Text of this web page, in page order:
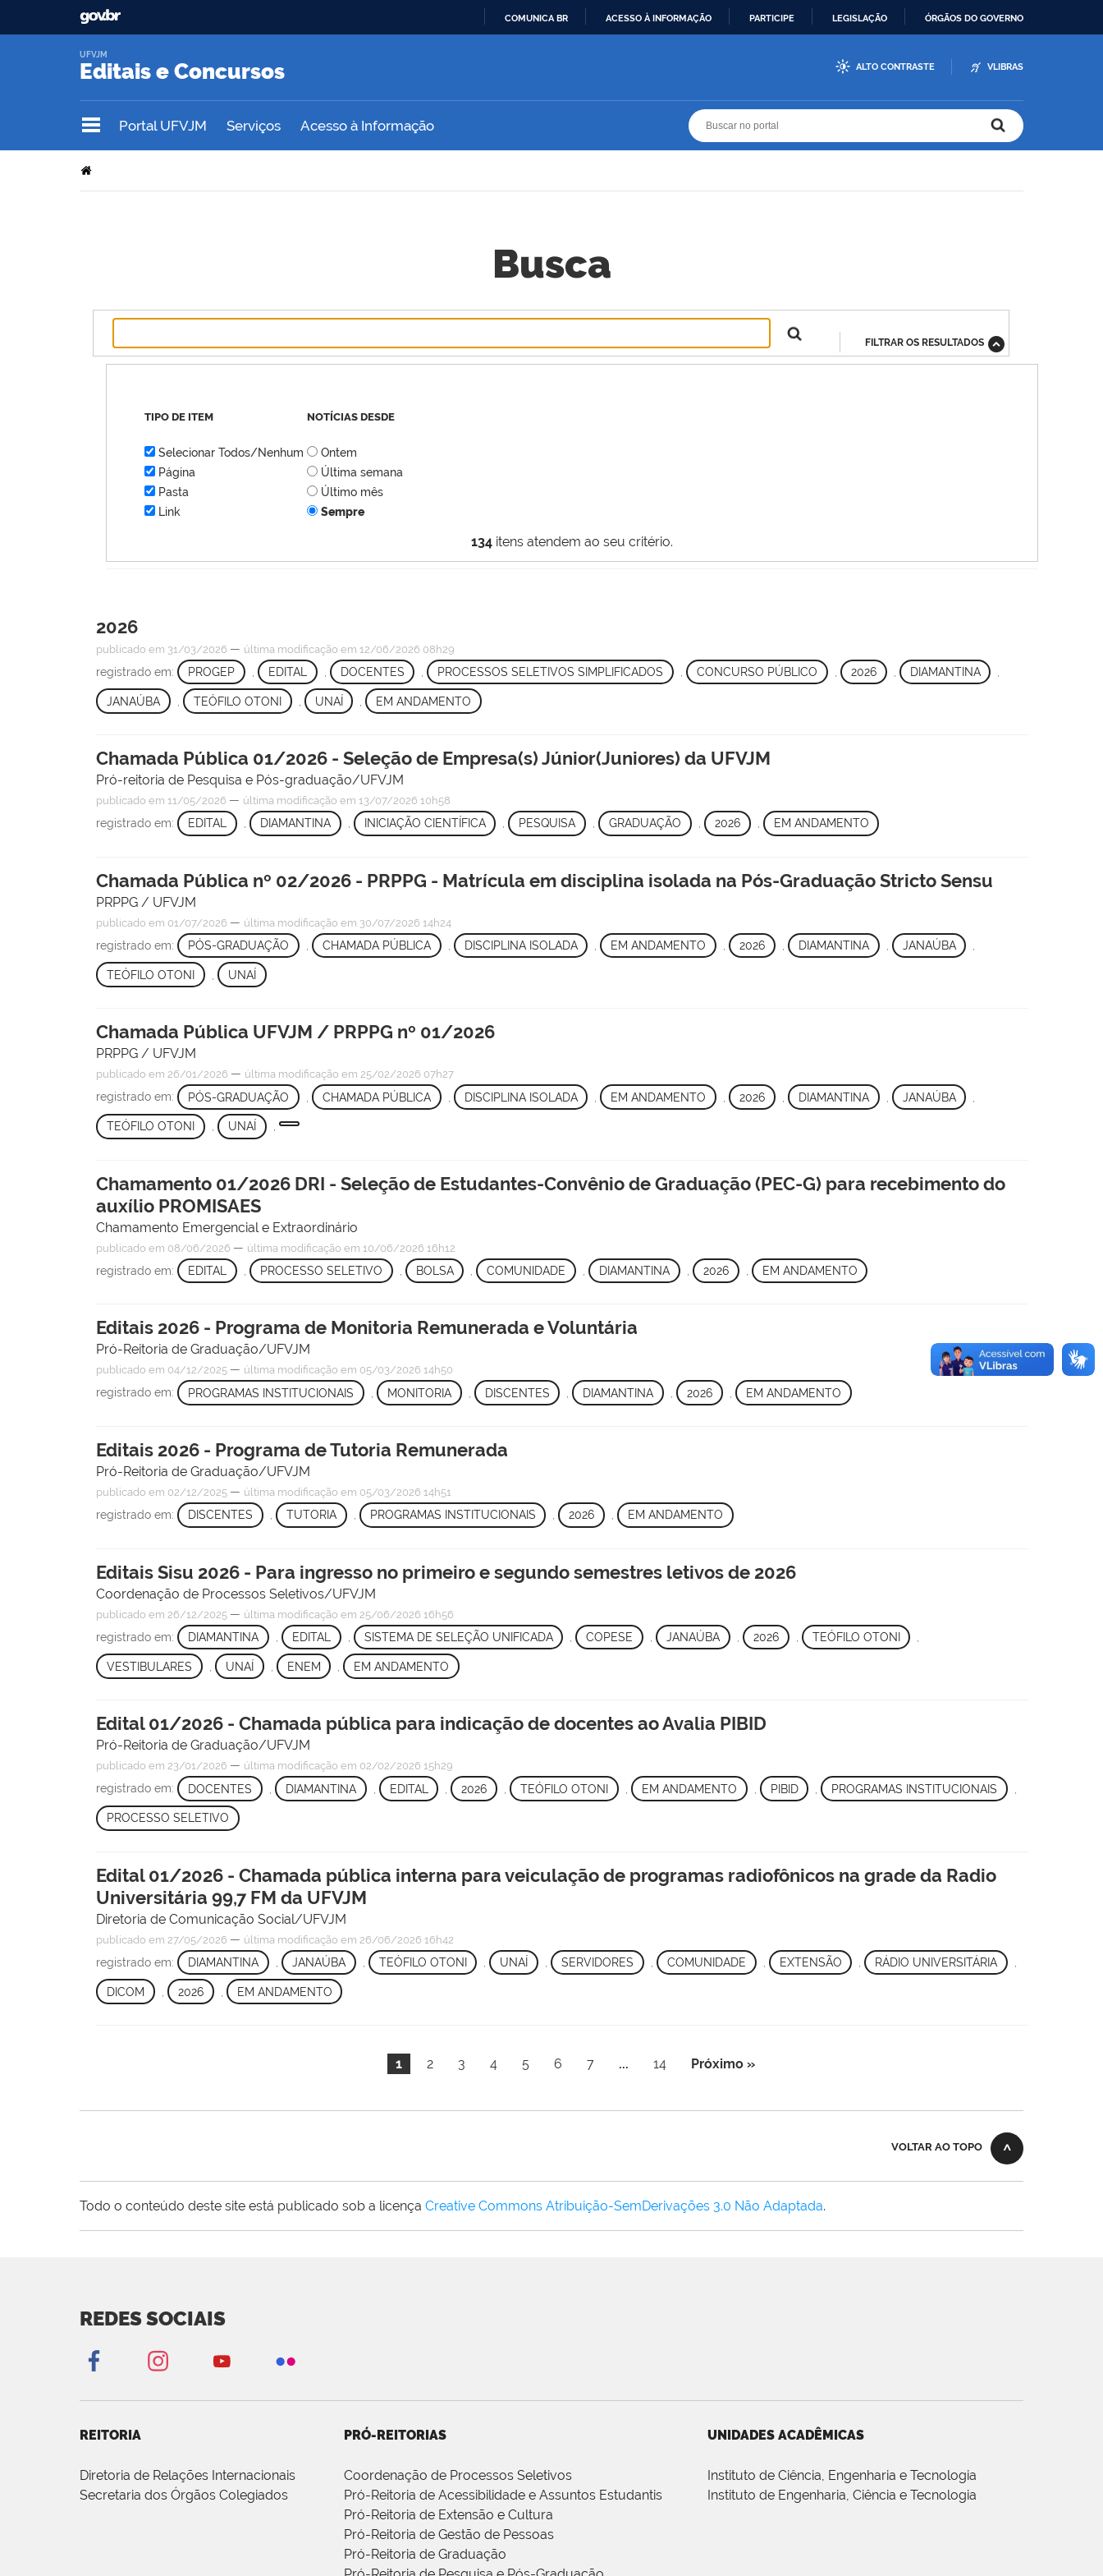
COMUNICA BR ACESSO À INFORMAÇÃO PARTICIPE LEGISLAÇÃO ÓRGÃOS DO GOVERNO
Editais e Concursos
UFVJM
ALTO CONTRASTE VLIBRAS
Portal UFVJM Serviços Acesso à Informação
Busca
134 itens atendem ao seu critério.
FILTRAR OS RESULTADOS
TIPO DE ITEM
Selecionar Todos/Nenhum
Página
Pasta
Link
NOTÍCIAS DESDE
Ontem
Última semana
Último mês
Sempre
2026
publicado em 31/03/2026 — última modificação em 12/06/2026 08h29
registrado em: PROGEP EDITAL DOCENTES , PROCESSOS SELETIVOS SIMPLIFICADOS , CONCURSO PÚBLICO 2026 DIAMANTINA
JANAÚBA TEÓFILO OTONI UNAÍ , EM ANDAMENTO
Chamada Pública 01/2026 - Seleção de Empresa(s) Júnior(Juniores) da UFVJM
Pró-reitoria de Pesquisa e Pós-graduação/UFVJM
publicado em 11/05/2026 — última modificação em 13/07/2026 10h58
registrado em: EDITAL , DIAMANTINA , INICIAÇÃO CIENTÍFICA , PESQUISA , GRADUAÇÃO , 2026 , EM ANDAMENTO
Chamada Pública nº 02/2026 - PRPPG - Matrícula em disciplina isolada na Pós-Graduação Stricto Sensu
PRPPG / UFVJM
publicado em 01/07/2026 — última modificação em 30/07/2026 14h24
registrado em: PÓS-GRADUAÇÃO CHAMADA PÚBLICA DISCIPLINA ISOLADA , EM ANDAMENTO , 2026 DIAMANTINA JANAÚBA
TEÓFILO OTONI UNAÍ
Chamada Pública UFVJM / PRPPG nº 01/2026
PRPPG / UFVJM
publicado em 26/01/2026 — última modificação em 25/02/2026 07h27
registrado em: PÓS-GRADUAÇÃO CHAMADA PÚBLICA DISCIPLINA ISOLADA , EM ANDAMENTO , 2026 DIAMANTINA JANAÚBA
TEÓFILO OTONI , UNAÍ ,
Chamamento 01/2026 DRI - Seleção de Estudantes-Convênio de Graduação (PEC-G) para recebimento do
auxílio PROMISAES
Chamamento Emergencial e Extraordinário
publicado em 08/06/2026 — última modificação em 10/06/2026 16h12
registrado em: EDITAL PROCESSO SELETIVO BOLSA , COMUNIDADE , DIAMANTINA 2026 EM ANDAMENTO
Editais 2026 - Programa de Monitoria Remunerada e Voluntária
Pró-Reitoria de Graduação/UFVJM
publicado em 04/12/2025 — última modificação em 05/03/2026 14h50
registrado em: PROGRAMAS INSTITUCIONAIS MONITORIA DISCENTES , DIAMANTINA , 2026 EM ANDAMENTO
Editais 2026 - Programa de Tutoria Remunerada
Pró-Reitoria de Graduação/UFVJM
publicado em 02/12/2025 — última modificação em 05/03/2026 14h51
registrado em: DISCENTES , TUTORIA , PROGRAMAS INSTITUCIONAIS , 2026 , EM ANDAMENTO
Editais Sisu 2026 - Para ingresso no primeiro e segundo semestres letivos de 2026
Coordenação de Processos Seletivos/UFVJM
publicado em 26/12/2025 — última modificação em 25/06/2026 16h56
registrado em: DIAMANTINA EDITAL SISTEMA DE SELEÇÃO UNIFICADA , COPESE , JANAÚBA 2026 TEÓFILO OTONI
VESTIBULARES UNAÍ ENEM , EM ANDAMENTO
Edital 01/2026 - Chamada pública para indicação de docentes ao Avalia PIBID
Pró-Reitoria de Graduação/UFVJM
publicado em 23/01/2026 — última modificação em 02/02/2026 15h29
registrado em: DOCENTES DIAMANTINA EDITAL , 2026 , TEÓFILO OTONI EM ANDAMENTO PIBID , PROGRAMAS INSTITUCIONAIS
PROCESSO SELETIVO
Edital 01/2026 - Chamada pública interna para veiculação de programas radiofônicos na grade da Radio
Universitária 99,7 FM da UFVJM
Diretoria de Comunicação Social/UFVJM
publicado em 27/05/2026 — última modificação em 26/06/2026 16h42
registrado em: DIAMANTINA JANAÚBA TEÓFILO OTONI , UNAÍ , SERVIDORES COMUNIDADE EXTENSÃO , RÁDIO UNIVERSITÁRIA
DICOM 2026 EM ANDAMENTO
1 2 3 4 5 6 7 ... 14 Próximo »
VOLTAR AO TOPO
Todo o conteúdo deste site está publicado sob a licença Creative Commons Atribuição-SemDerivações 3.0 Não Adaptada.
REDES SOCIAIS
REITORIA
Diretoria de Relações Internacionais
Secretaria dos Órgãos Colegiados
PRÓ-REITORIAS
Coordenação de Processos Seletivos
Pró-Reitoria de Acessibilidade e Assuntos Estudantis
Pró-Reitoria de Extensão e Cultura
Pró-Reitoria de Gestão de Pessoas
Pró-Reitoria de Graduação
UNIDADES ACADÊMICAS
Instituto de Ciência, Engenharia e Tecnologia
Instituto de Engenharia, Ciência e Tecnologia